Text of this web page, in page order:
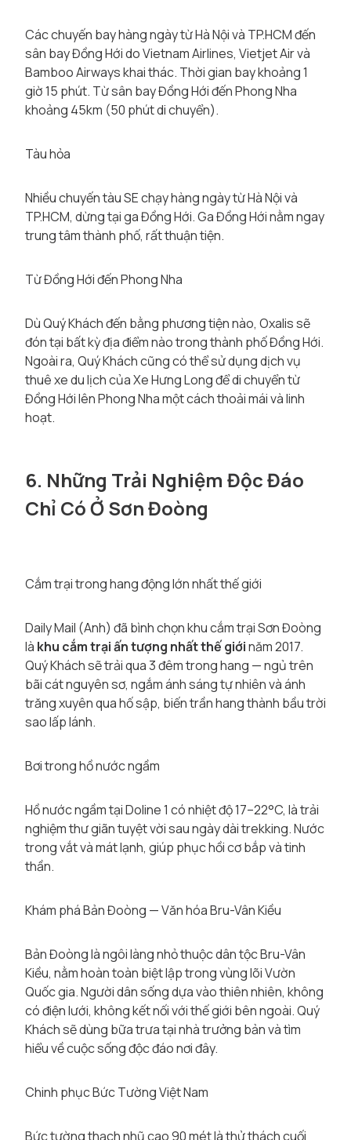
Các chuyến bay hàng ngày từ Hà Nội và TP.HCM đến
sân bay Đồng Hới do Vietnam Airlines, Vietjet Air và
Bamboo Airways khai thác. Thời gian bay khoảng 1
giờ 15 phút. Từ sân bay Đồng Hới đến Phong Nha
khoảng 45km (50 phút di chuyển).
Tàu hỏa
Nhiều chuyến tàu SE chạy hàng ngày từ Hà Nội và
TP.HCM, dừng tại ga Đồng Hới. Ga Đồng Hới nằm ngay
trung tâm thành phố, rất thuận tiện.
Từ Đồng Hới đến Phong Nha
Dù Quý Khách đến bằng phương tiện nào, Oxalis sẽ
đón tại bất kỳ địa điểm nào trong thành phố Đồng Hới.
Ngoài ra, Quý Khách cũng có thể sử dụng dịch vụ
thuê xe du lịch của Xe Hưng Long để di chuyển từ
Đồng Hới lên Phong Nha một cách thoải mái và linh
hoạt.
6. Những Trải Nghiệm Độc Đáo
Chỉ Có Ở Sơn Đoòng
Cắm trại trong hang động lớn nhất thế giới
Daily Mail (Anh) đã bình chọn khu cắm trại Sơn Đoòng
là khu cắm trại ấn tượng nhất thế giớinăm 2017.
Quý Khách sẽ trải qua 3 đêm trong hang — ngủ trên
bãi cát nguyên sơ, ngắm ánh sáng tự nhiên và ánh
trăng xuyên qua hố sập, biến trần hang thành bầu trời
sao lấp lánh.
Bơi trong hồ nước ngầm
Hồ nước ngầm tại Doline 1 có nhiệt độ 17–22°C, là trải
nghiệm thư giãn tuyệt vời sau ngày dài trekking. Nước
trong vắt và mát lạnh, giúp phục hồi cơ bắp và tinh
thần.
Khám phá Bản Đoòng — Văn hóa Bru-Vân Kiều
Bản Đoòng là ngôi làng nhỏ thuộc dân tộc Bru-Vân
Kiều, nằm hoàn toàn biệt lập trong vùng lõi Vườn
Quốc gia. Người dân sống dựa vào thiên nhiên, không
có điện lưới, không kết nối với thế giới bên ngoài. Quý
Khách sẽ dùng bữa trưa tại nhà trưởng bản và tìm
hiểu về cuộc sống độc đáo nơi đây.
Chinh phục Bức Tường Việt Nam
Bức tường thạch nhũ cao 90 mét là thử thách cuối